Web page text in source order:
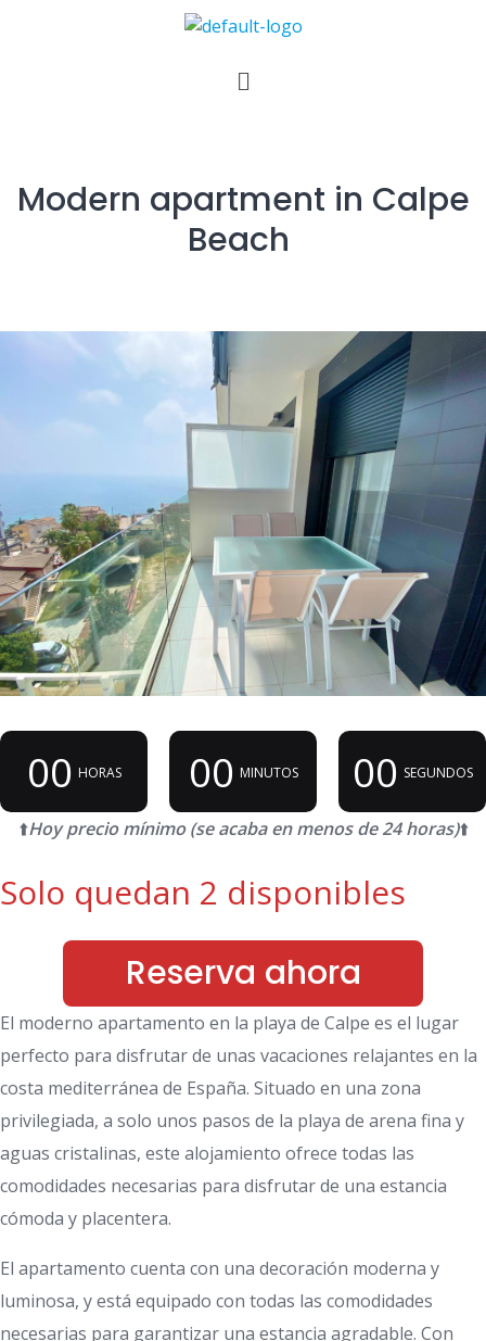
Modern apartment in Calpe
Beach
00 HORAS 00 MINUTOS 00 SEGUNDOS
⬆️Hoy precio mínimo (se acaba en menos de 24 horas)⬆️
Solo quedan 2 disponibles
Reserva ahora
El moderno apartamento en la playa de Calpe es el lugar
perfecto para disfrutar de unas vacaciones relajantes en la
costa mediterránea de España. Situado en una zona
privilegiada, a solo unos pasos de la playa de arena fina y
aguas cristalinas, este alojamiento ofrece todas las
comodidades necesarias para disfrutar de una estancia
cómoda y placentera.
El apartamento cuenta con una decoración moderna y
luminosa, y está equipado con todas las comodidades
necesarias para garantizar una estancia agradable. Con